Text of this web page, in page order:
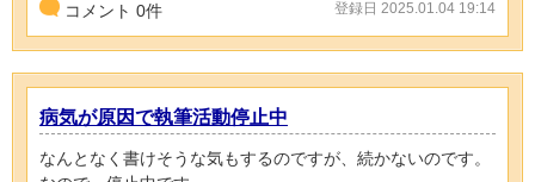
コメント 0件 登録日 2025.01.04 19:14
病気が原因で執筆活動停止中
なんとなく書けそうな気もするのですが、続かないのです。